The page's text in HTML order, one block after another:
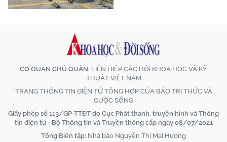
CƠ QUAN CHỦ QUẢN: LIÊN HIỆP CÁC HỘI KHOA HỌC VÀ KỸ
THUẬT VIỆT NAM
TRANG THÔNG TIN ĐIỆN TỬ TỔNG HỢP CỦA BÁO TRI THỨC VÀ
CUỘC SỐNG
Giấy phép số 113/GP-TTĐT do Cục Phát thanh, truyền hình và Thông
tin điện tử - Bộ Thông tin và Truyền thông cấp ngày 08/07/2021
Tổng Biên tập: Nhà báo Nguyễn Thị Mai Hương